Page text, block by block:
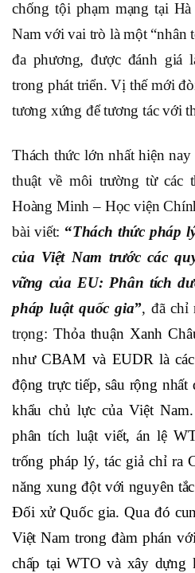
chống tội phạm mạng tại
Nam với vai trò là một “nhân
đa phương, được đánh giá
trong phát triển. Vị thế mới
tương xứng để tương tác với
Thách thức lớn nhất hiện
thuật về môi trường từ các
Hoàng Minh – Học viện
bài viết: “Thách thức pháp
của Việt Nam trước các
vững của EU: Phân tích
pháp luật quốc gia”, đã chỉ
trọng:Thỏa thuận Xanh
như CBAM và EUDR là
động trực tiếp, sâu rộng nhất
khẩu chủ lực của Việt
phân tích luật viết, án lệ
trống pháp lý, tác giả chỉ ra
năng xung đột với nguyên
Đối xử Quốc gia. Qua đó
Việt Nam trong đàm phán
chấp tại WTO và xây dựng